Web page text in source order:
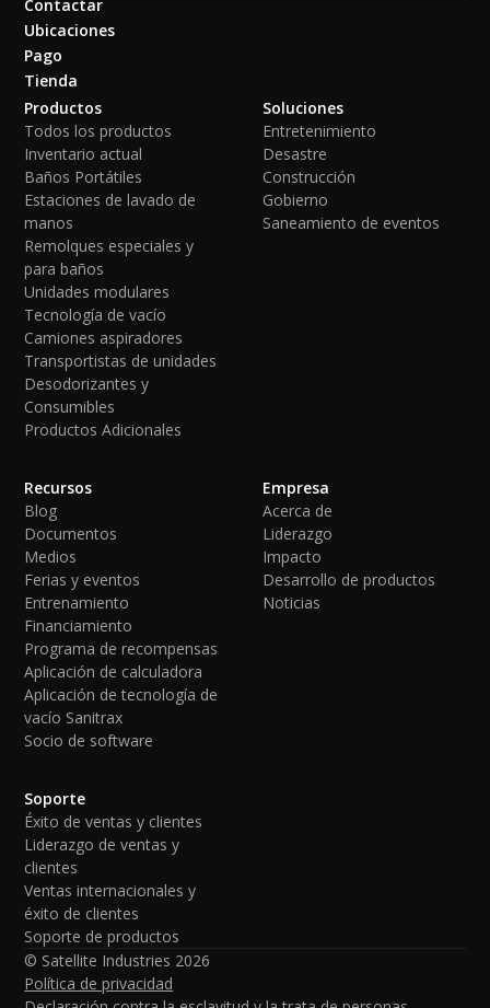
Contactar
Ubicaciones
Pago
Tienda
Productos
Todos los productos
Inventario actual
Baños Portátiles
Estaciones de lavado de
manos
Remolques especiales y
para baños
Unidades modulares
Tecnología de vacío
Camiones aspiradores
Transportistas de unidades
Desodorizantes y
Consumibles
Productos Adicionales
Soluciones
Entretenimiento
Desastre
Construcción
Gobierno
Saneamiento de eventos
Recursos
Blog
Documentos
Medios
Ferias y eventos
Entrenamiento
Financiamiento
Programa de recompensas
Aplicación de calculadora
Aplicación de tecnología de
vacío Sanitrax
Socio de software
Empresa
Acerca de
Liderazgo
Impacto
Desarrollo de productos
Noticias
Soporte
Éxito de ventas y clientes
Liderazgo de ventas y
clientes
Ventas internacionales y
éxito de clientes
Soporte de productos
© Satellite Industries 2026
Política de privacidad